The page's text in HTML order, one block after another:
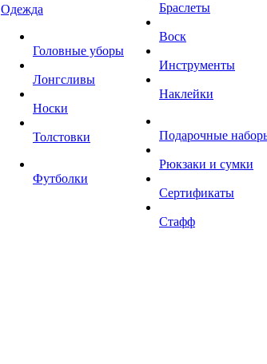
Одежда
Головные уборы
Лонгсливы
Носки
Толстовки
Футболки
Браслеты
Воск
Инструменты
Наклейки
Подарочные
Рюкзаки и сумки
Сертификаты
Стафф